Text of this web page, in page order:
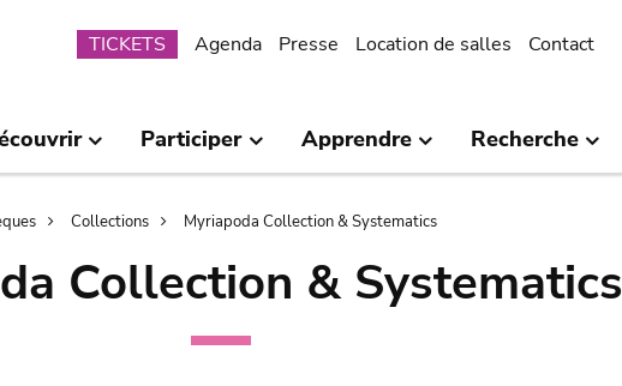
Submenu
TICKETS Agenda Presse Location de salles Contact
Participer Apprendre Recherche
Collections Myriapoda Collection & Systematics
Collection & Systematics